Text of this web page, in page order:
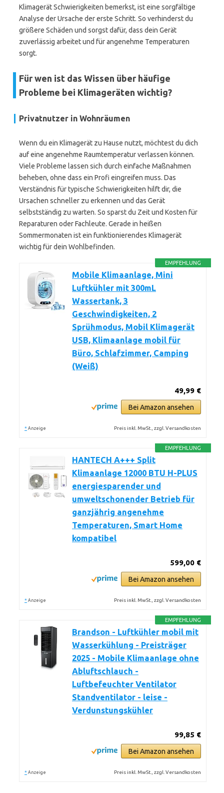
Klimagerät Schwierigkeiten bemerkst, ist eine sorgfältige
Analyse der Ursache der erste Schritt. So verhinderst du
größere Schäden und sorgst dafür, dass dein Gerät
zuverlässig arbeitet und für angenehme Temperaturen
sorgt.
Für wen ist das Wissen über häufige
Probleme bei Klimageräten wichtig?
Privatnutzer in Wohnräumen
Wenn du ein Klimagerät zu Hause nutzt, möchtest du dich
auf eine angenehme Raumtemperatur verlassen können.
Viele Probleme lassen sich durch einfache Maßnahmen
beheben, ohne dass ein Profi eingreifen muss. Das
Verständnis für typische Schwierigkeiten hilft dir, die
Ursachen schneller zu erkennen und das Gerät
selbstständig zu warten. So sparst du Zeit und Kosten für
Reparaturen oder Fachleute. Gerade in heißen
Sommermonaten ist ein funktionierendes Klimagerät
wichtig für dein Wohlbefinden.
EMPFEHLUNG
Mobile Klimaanlage, Mini
Luftkühler mit 300mL
Wassertank, 3
Geschwindigkeiten, 2
Sprühmodus, Mobil Klimagerät
USB, Klimaanlage mobil für
Büro, Schlafzimmer, Camping
(Weiß)
49,99 €
Bei Amazon ansehen
* Anzeige Preis inkl. MwSt., zzgl. Versandkosten
EMPFEHLUNG
HANTECH A+++ Split
Klimaanlage 12000 BTU H-PLUS
energiesparender und
umweltschonender Betrieb für
ganzjährig angenehme
Temperaturen, Smart Home
kompatibel
599,00 €
Bei Amazon ansehen
* Anzeige Preis inkl. MwSt., zzgl. Versandkosten
EMPFEHLUNG
Brandson - Luftkühler mobil mit
Wasserkühlung - Preisträger
2025 - Mobile Klimaanlage ohne
Abluftschlauch -
Luftbefeuchter Ventilator
Standventilator - leise -
Verdunstungskühler
99,85 €
Bei Amazon ansehen
* Anzeige Preis inkl. MwSt., zzgl. Versandkosten